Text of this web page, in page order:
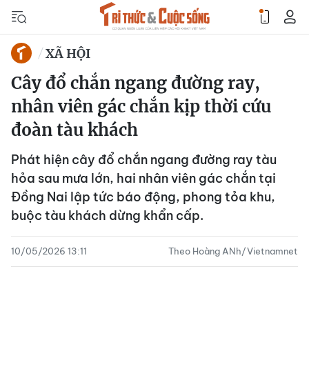
XÃ HỘI
Cây đổ chắn ngang đường ray,
nhân viên gác chắn kịp thời cứu
đoàn tàu khách
Phát hiện cây đổ chắn ngang đường ray tàu
hỏa sau mưa lớn, hai nhân viên gác chắn tại
Đồng Nai lập tức báo động, phong tỏa khu,
buộc tàu khách dừng khẩn cấp.
10/05/2026 13:11 Theo Hoàng ANh/Vietnamnet